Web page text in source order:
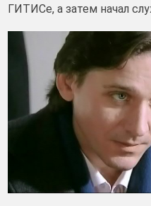
ГИТИСе, а затем начал